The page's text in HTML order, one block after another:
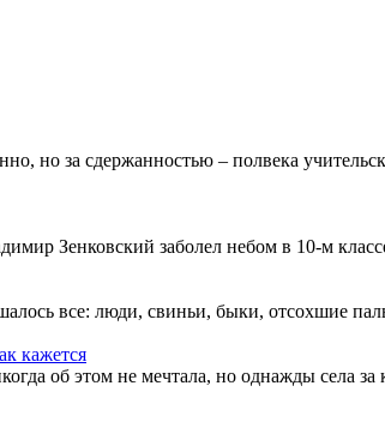
но за сдержанностью – полвека
Зенковский заболел небом в 10-м
все: люди, свиньи, быки, отсохшие
кажется
об этом не мечтала, но однажды села